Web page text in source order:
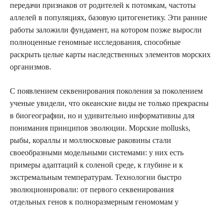
передачи признаков от родителей к потомкам, частоты
аллелей в популяциях, базовую цитогенетику. Эти ранние
работы заложили фундамент, на котором позже выросли
полноценные геномные исследования, способные
раскрыть целые карты наследственных элементов морских
организмов.
С появлением секвенирования поколения за поколением
ученые увидели, что океанские виды не только прекрасны
в биогеографии, но и удивительно информативны для
понимания принципов эволюции. Морские mollusks,
рыбы, кораллы и моллюсковые раковины стали
своеобразными модельными системами: у них есть
примеры адаптаций к соленой среде, к глубине и к
экстремальным температурам. Технологии быстро
эволюционировали: от первого секвенирования
отдельных генов к полноразмерным геномомам у